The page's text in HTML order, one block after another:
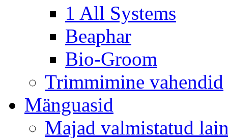
1 All Systems
Beaphar
Bio-Groom
Trimmimine vahendid
Mänguasid
Majad valmistatud